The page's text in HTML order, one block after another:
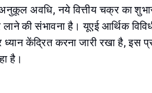
अवधि, नये वित्तीय चक्र का
की संभावना है। यूएई आर्थिक
ध्यान केंद्रित करना जारी रखा है,
है।